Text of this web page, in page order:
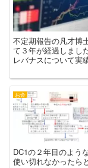
不定期報告の凡才博
て３年が経過しまし
レバナスについて実
お金
DC1の２年目のよう
使い切れなかったら